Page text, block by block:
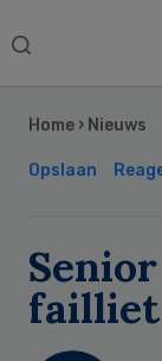
Search
Home › Nieuws
Opslaan
failliet
Sidebar